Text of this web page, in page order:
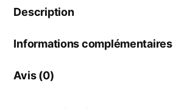
449-
360-
Description
Informations complémentaires
Avis (0)